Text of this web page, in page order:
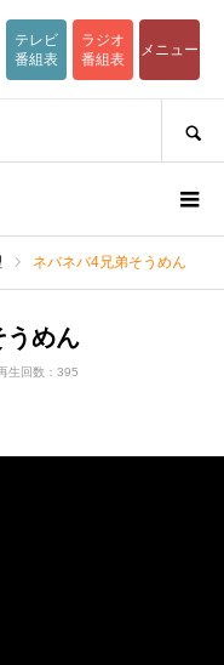
テレビ
番組表
ラジオ
番組表
メニュー
ネバネバ4兄弟そうめん
うめん
生回数：395